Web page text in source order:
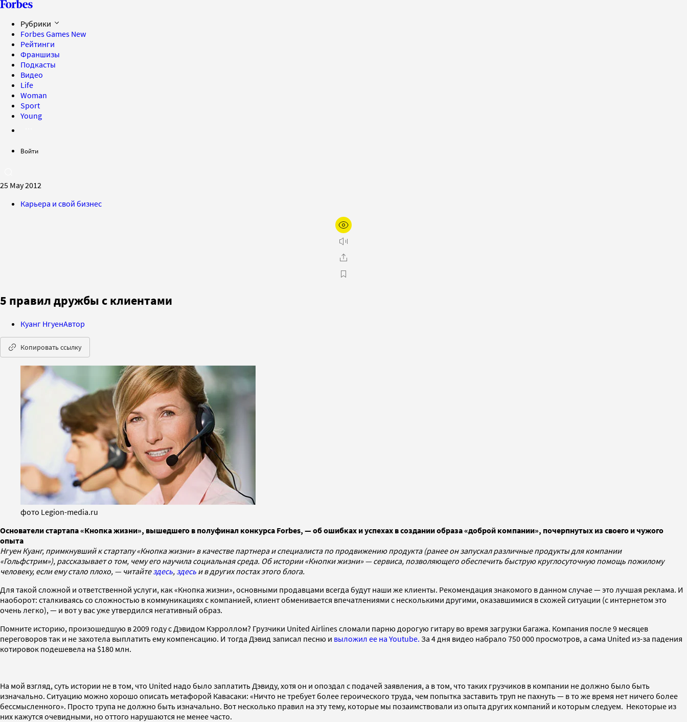
Рубрики
Forbes Games New
Рейтинги
Франшизы
Подкасты
Видео
Life
Woman
Sport
Young
Войти
25 May 2012
Карьера и свой бизнес
5 правил дружбы с клиентами
Куанг НгуенАвтор
Копировать ссылку
фото Legion-media.ru
Основатели стартапа «Кнопка жизни», вышедшего в полуфинал конкурса Forbes, — об ошибках и успехах в создании образа «доброй компании», почерпнутых из своего и чужого
опыта
Нгуен Куанг, примкнувший к стартапу «Кнопка жизни» в качестве партнера и специалиста по продвижению продукта (ранее он запускал различные продукты для компании
«Гольфстрим»), рассказывает о том, чему его научила социальная среда. Об истории «Кнопки жизни» — сервиса, позволяющего обеспечить быструю круглосуточную помощь пожилому
человеку, если ему стало плохо, — читайтездесь, здесь и в других постах этого блога.
Для такой сложной и ответственной услуги, как «Кнопка жизни», основными продавцами всегда будут наши же клиенты. Рекомендация знакомого в данном случае — это лучшая реклама. И
наоборот: сталкиваясь со сложностью в коммуникациях с компанией, клиент обменивается впечатлениями с несколькими другими, оказавшимися в схожей ситуации (с интернетом это
очень легко), — и вот у вас уже утвердился негативный образ.
Помните историю, произошедшую в 2009 году с Дэвидом Кэрроллом? Грузчики United Airlines сломали парню дорогую гитару во время загрузки багажа. Компания после 9 месяцев
переговоров так и не захотела выплатить ему компенсацию. И тогда Дэвид записал песню и выложил ее на Youtube. За 4 дня видео набрало 750 000 просмотров, а сама United из-за падения
котировок подешевела на $180 млн.
На мой взгляд, суть истории не в том, что United надо было заплатить Дэвиду, хотя он и опоздал с подачей заявления, а в том, что таких грузчиков в компании не должно было быть
изначально. Ситуацию можно хорошо описать метафорой Кавасаки: «Ничто не требует более героического труда, чем попытка заставить труп не пахнуть — в то же время нет ничего более
бессмысленного». Просто трупа не должно быть изначально. Вот несколько правил на эту тему, которые мы позаимствовали из опыта других компаний и которым следуем. Некоторые из
них кажутся очевидными, но оттого нарушаются не менее часто.